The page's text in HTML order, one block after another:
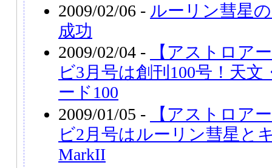
2009/02/06 - ルーリン彗星
成功
2009/02/04 -
【アストロア
ビ3月号は創刊100号！天
ード100
2009/01/05 -
【アストロア
ビ2月号はルーリン彗星と
MarkII